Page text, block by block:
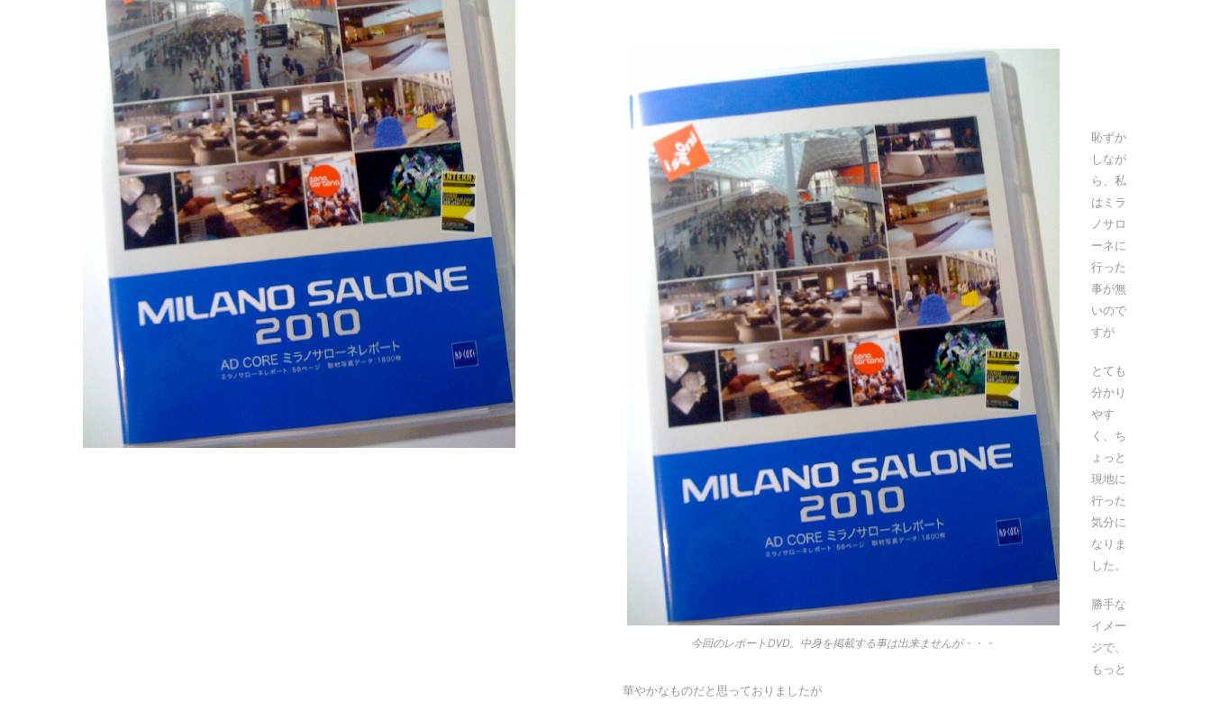
今回のレポートDVD。中身を掲載する事は出来ませんが・・・
恥ずか
しなが
ら、私
はミラ
ノサロ
ーネに
行った
事が無
いので
すが
とても
分かり
やす
く、ち
ょっと
現地に
行った
気分に
なりま
した。
勝手な
イメー
ジで、
もっと
華やかなものだと思っておりましたが